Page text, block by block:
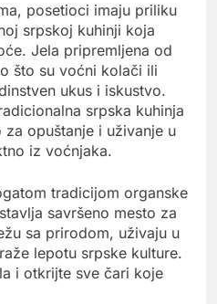
posetioci imaju priliku
srpskoj kuhinji koja
Jela pripremljena od
što su voćni kolači ili
ukus i iskustvo.
srpska kuhinja
opuštanje i uživanje u
iz voćnjaka.
tradicijom organske
savršeno mesto za
sa prirodom, uživaju u
lepotu srpske kulture.
i otkrijte sve čari koje